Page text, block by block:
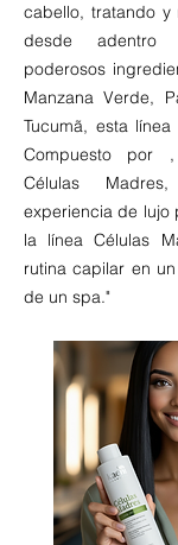
cabello, tratando y
desde adentro
poderosos
Manzana Verde,
Tucumã, esta
Compuesto por
Células
experiencia de lujo
la línea Células
rutina capilar en
de un spa."